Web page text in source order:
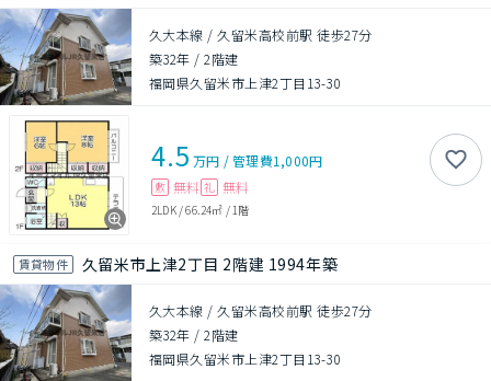
久大本線 / 久留米高校前駅 徒歩27分
築32年 /2階建
福岡県久留米市上津2丁目13-30
4.5 万円 /管理費1,000円
敷 無料 礼 無料
2LDK/66.24㎡ / 1階
賃貸物件 久留米市上津2丁目 2階建 1994年築
久大本線 / 久留米高校前駅 徒歩27分
築32年 /2階建
福岡県久留米市上津2丁目13-30